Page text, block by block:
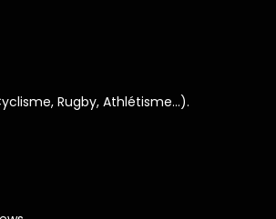
Rugby, Athlétisme…).